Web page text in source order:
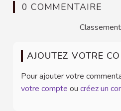
0 COMMENTAIRE
AJOUTEZ VOTRE
Pour ajouter votre
votre compte ou créez un